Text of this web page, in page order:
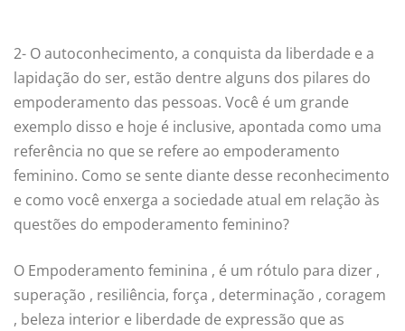
2- O autoconhecimento, a conquista da liberdade e a
lapidação do ser, estão dentre alguns dos pilares do
empoderamento das pessoas. Você é um grande
exemplo disso e hoje é inclusive, apontada como uma
referência no que se refere ao empoderamento
feminino. Como se sente diante desse reconhecimento
e como você enxerga a sociedade atual em relação às
questões do empoderamento feminino?
O Empoderamento feminina , é um rótulo para dizer ,
superação , resiliência, força , determinação , coragem
, beleza interior e liberdade de expressão que as